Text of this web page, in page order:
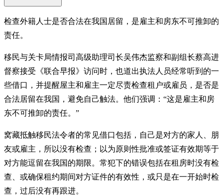
检查外籍人士是否合法在我国居留，是雇主和房东不可推卸的
责任。
移民与关卡局情报司高级助理司长吴伟杰监察和副组长蔡高进
督察接受《联合早报》访问时，也道出执法人员经常听到的一
些借口，并提醒屋主和雇主一定尽责检查租户或雇员，是否是
合法居留在我国，避免自己触法。他们强调：“这是雇主和房
东不可推卸的责任。”
窝藏抵触移民法令者的常见借口包括，自己是对方的家人、朋
友或雇主，所以没有检查；以为原则性批准或签证有效期等于
对方能逗留在我国的期限。常犯下的错误包括在租房时没有检
查、或确保租约期间对方证件的有效性，或只是在一开始时检
查，过后没有再跟进。